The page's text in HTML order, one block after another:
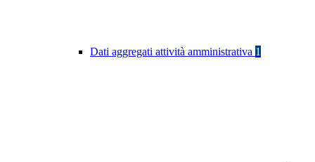
Dati aggregati attività amministrativa 1